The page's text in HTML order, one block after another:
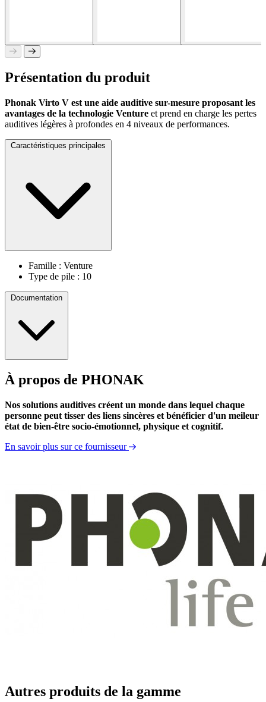
Présentation du produit
Phonak Virto V est une aide auditive sur-mesure proposant les
avantages de la technologie Venture et prend en charge les pertes
auditives légères à profondes en 4 niveaux de performances.
Caractéristiques principales
Famille : Venture
Type de pile : 10
Documentation
Information Produit
À propos de PHONAK
Nos solutions auditives créent un monde dans lequel chaque
personne peut tisser des liens sincères et bénéficier d'un meileur
état de bien-être socio-émotionnel, physique et cognitif.
En savoir plus sur ce fournisseur
Autres produits de la gamme